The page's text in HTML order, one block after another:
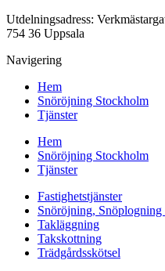
Utdelningsadress:
754 36 Uppsala
Navigering
Hem
Snöröjning Stockholm
Tjänster
Hem
Snöröjning Stockholm
Tjänster
Fastighetstjänster
Snöröjning,
Takläggning
Takskottning
Trädgårdsskötsel